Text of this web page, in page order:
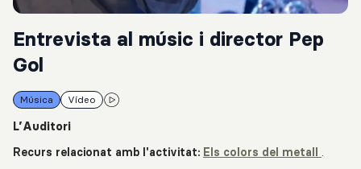
Entrevista al músic i director Pep
Gol
Música Vídeo
L’Auditori
Recurs relacionat amb l'activitat: Els colors del metall